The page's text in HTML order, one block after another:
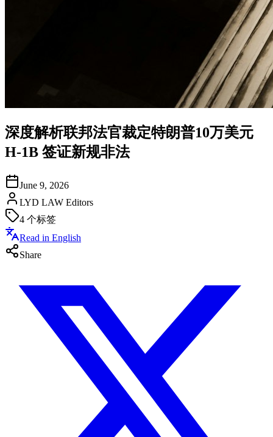
深度解析联邦法官裁定特朗普10万美元
H-1B 签证新规非法
June 9, 2026
LYD LAW Editors
4 个标签
Read in English
Share